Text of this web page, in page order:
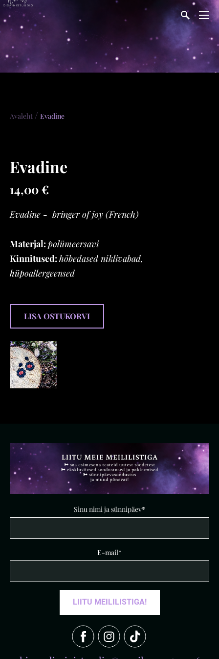
Avaleht / Evadine
Evadine
14,00 €
Evadine - bringer of joy (French)
Materjal: polümeersavi
Kinnitused: hõbedased niklivabad,
hüpoallergeensed
LISA OSTUKORVI
Sinu nimi ja sünnipäev
E-mail